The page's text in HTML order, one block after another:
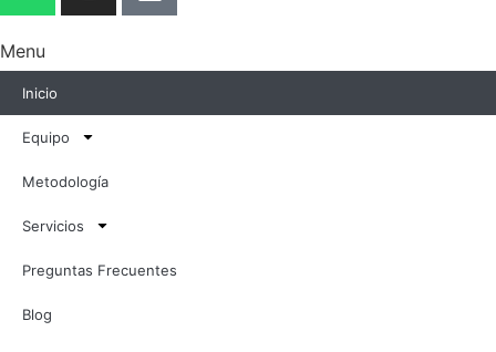
Menu
Inicio
Equipo
Metodología
Servicios
Preguntas Frecuentes
Blog